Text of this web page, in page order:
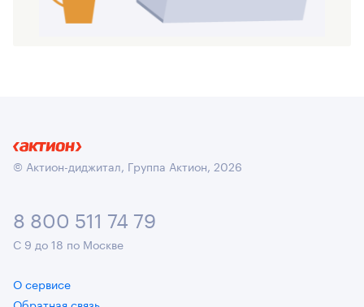
© Актион-диджитал, Группа Актион, 2026
8 800 511 74 79
С 9 до 18 по Москве
О сервисе